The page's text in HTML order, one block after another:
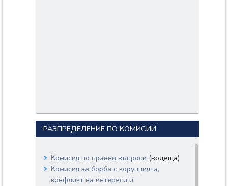
РАЗПРЕДЕЛЕНИЕ ПО КОМИСИИ
Комисия по правни въпроси (водеща)
Комисия за борба с корупцията,
конфликт на интереси и